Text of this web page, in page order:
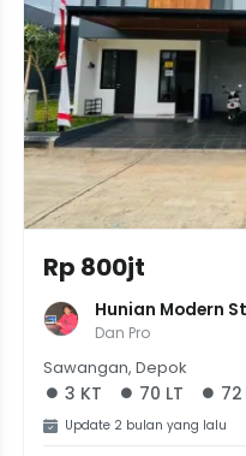
Rp 800jt
Hunian Modern
Residence 2
Dan Pro
Sawangan, Depok
3 KT 70 LT 72
Update 2 bulan yang lalu